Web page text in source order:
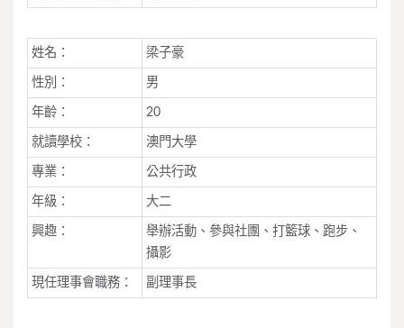
姓名： 梁子豪
性別： 男
年齡： 20
就讀學校： 澳門大學
專業： 公共行政
年級： 大二
興趣：
舉辦活動、參與社團、打籃球、跑步、
攝影
現任理事會職務： 副理事長